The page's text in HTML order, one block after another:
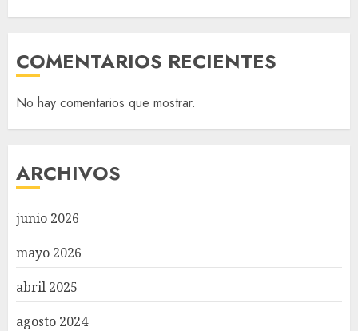
COMENTARIOS RECIENTES
No hay comentarios que mostrar.
ARCHIVOS
junio 2026
mayo 2026
abril 2025
agosto 2024